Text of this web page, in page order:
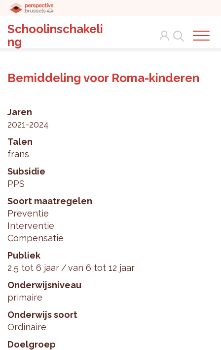
Schoolinschakeli
ng
Search
Bemiddeling voor Roma-kinderen
Jaren
2021-2024
Talen
frans
Subsidie
PPS
Soort maatregelen
Preventie
Interventie
Compensatie
Publiek
2,5 tot 6 jaar
van 6 tot 12 jaar
Onderwijsniveau
primaire
Onderwijs soort
Ordinaire
Doelgroep